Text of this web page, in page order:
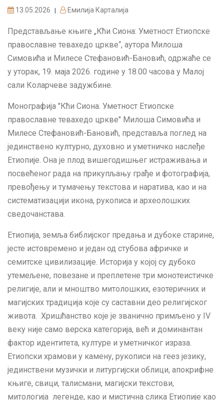
13.05.2026 | Емилија Карталија
Представљање књиге „Кћи Сиона: Уметност Етиопске
православне тевахедо цркве“, аутора Милоша
Симовића и Милесе Стефановић-Бановић, одржаће се
у уторак, 19. маја 2026. године у 18.00 часова у Малој
сали Коларчеве задужбине.
Монографија "Кћи Сиона. Уметност Етиопске
православне тевахедо цркве" Милоша Симовића и
Милесе Стефановић-Бановић, представља поглед на
јединствено културно, духовно и уметничко наслеђе
Етиопије. Она је плод вишегодишњег истраживања и
посвећеног рада на прикупљању грађе и фотографија,
превођењу и тумачењу текстова и наратива, као и на
систематизацији икона, рукописа и археолошких
сведочанстава.
Етиопија, земља библијског предања и дубоке старине,
јесте истовремено и један од стубова афричке и
семитске цивилизације. Историја у којој су дубоко
утемељене, повезане и преплетене три монотеистичке
религије, али и мноштво митолошких, езотеричних и
магијских традиција које су саставни део религијског
живота. Хришћанство које је званично примљено у IV
веку није само верска категорија, већ и доминантан
фактор идентитета, културе и уметничког израза.
Етиопски храмови у камену, рукописи на геез језику,
јединствени музички и литургијски облици, апокрифне
књиге, свици, талисмани, магијски текстови,
митологијa легенде, као и мистична слика Етиопије као